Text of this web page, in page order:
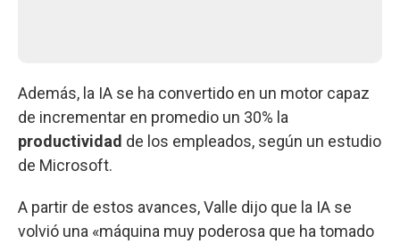
Además, la IA se ha convertido en un motor capaz
de incrementar en promedio un 30% la
productividad de los empleados, según un estudio
de Microsoft.
A partir de estos avances, Valle dijo que la IA se
volvió una «máquina muy poderosa que ha tomado